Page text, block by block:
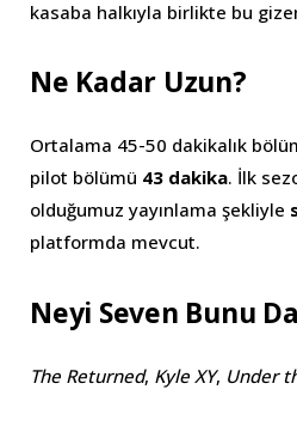
kasaba halkıyla birlikte bu
Ne Kadar Uzun?
Ortalama 45-50 dakikalık
pilot bölümü 43 dakika. İlk
olduğumuz yayınlama şekliyle
platformda mevcut.
Neyi Seven Bunu
The Returned, Kyle XY, Under